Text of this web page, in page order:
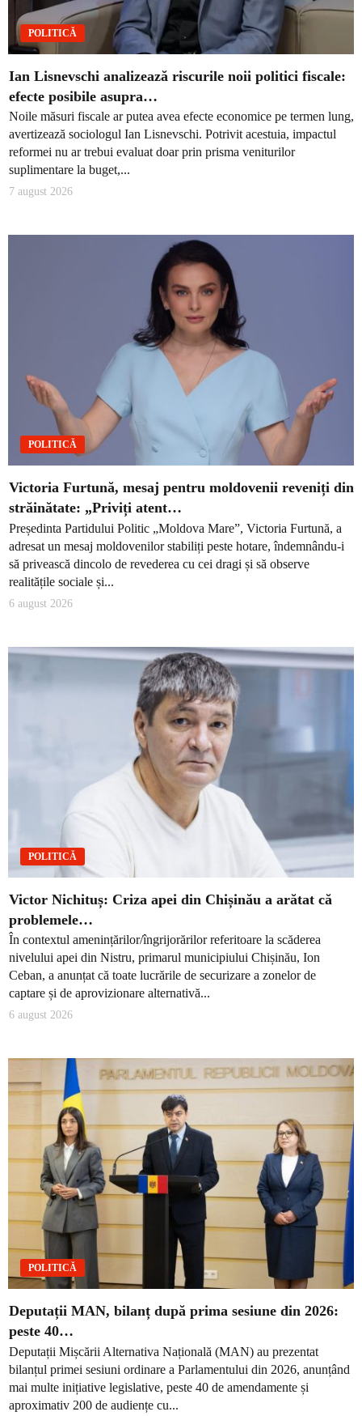
POLITICĂ
Ian Lisnevschi analizează riscurile noii politici fiscale:
efecte posibile asupra…
Noile măsuri fiscale ar putea avea efecte economice pe termen lung,
avertizează sociologul Ian Lisnevschi. Potrivit acestuia, impactul
reformei nu ar trebui evaluat doar prin prisma veniturilor
suplimentare la buget,...
7 august 2026
POLITICĂ
Victoria Furtună, mesaj pentru moldovenii reveniți din
străinătate: „Priviți atent…
Președinta Partidului Politic „Moldova Mare”, Victoria Furtună, a
adresat un mesaj moldovenilor stabiliți peste hotare, îndemnându-i
să privească dincolo de revederea cu cei dragi și să observe
realitățile sociale și...
6 august 2026
POLITICĂ
Victor Nichituș: Criza apei din Chișinău a arătat că
problemele…
În contextul amenințărilor/îngrijorărilor referitoare la scăderea
nivelului apei din Nistru, primarul municipiului Chișinău, Ion
Ceban, a anunțat că toate lucrările de securizare a zonelor de
captare și de aprovizionare alternativă...
6 august 2026
POLITICĂ
Deputații MAN, bilanț după prima sesiune din 2026:
peste 40…
Deputații Mișcării Alternativa Națională (MAN) au prezentat
bilanțul primei sesiuni ordinare a Parlamentului din 2026, anunțând
mai multe inițiative legislative, peste 40 de amendamente și
aproximativ 200 de audiențe cu...